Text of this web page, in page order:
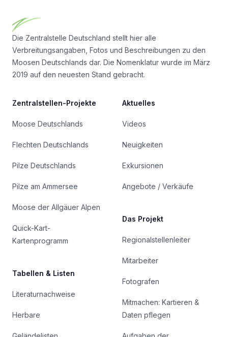
Die Zentralstelle Deutschland stellt hier alle
Verbreitungsangaben, Fotos und Beschreibungen zu den
Moosen Deutschlands dar. Die Nomenklatur wurde im März
2019 auf den neuesten Stand gebracht.
Zentralstellen-Projekte
Moose Deutschlands
Flechten Deutschlands
Pilze Deutschlands
Pilze am Ammersee
Moose der Allgäuer Alpen
Quick-Kart-
Kartenprogramm
Tabellen & Listen
Literaturnachweise
Herbare
Aktuelles
Videos
Neuigkeiten
Exkursionen
Angebote / Verkäufe
Das Projekt
Regionalstellenleiter
Mitarbeiter
Fotografen
Mitmachen: Kartieren &
Daten pflegen